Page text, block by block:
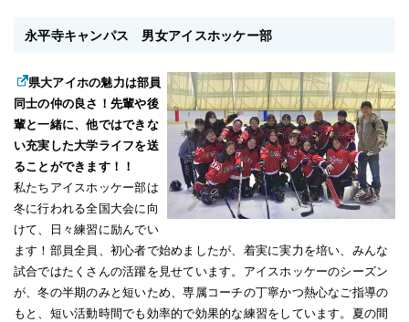
永平寺キャンパス 男女アイスホッケー部
県大アイホの魅力は部員
同士の仲の良さ！先輩や後
輩と一緒に、他ではできな
い充実した大学ライフを送
ることができます！！
私たちアイスホッケー部は
冬に行われる全国大会に向
けて、日々練習に励んでい
ます！部員全員、初心者で始めましたが、着実に実力を培い、みんな
試合ではたくさんの活躍を見せています。アイスホッケーのシーズン
が、冬の半期のみと短いため、専属コーチの丁寧かつ熱心なご指導の
もと、短い活動時間でも効率的で効果的な練習をしています。夏の間